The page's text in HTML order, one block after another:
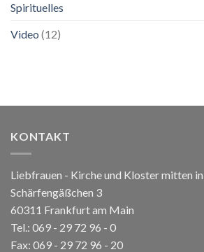
Spirituelles
Video (12)
KONTAKT
Liebfrauen - Kirche und Kloster mitten
Schärfengäßchen 3
60311 Frankfurt am Main
Tel.: 069 - 29 72 96 - 0
Fax: 069 - 29 72 96 - 20